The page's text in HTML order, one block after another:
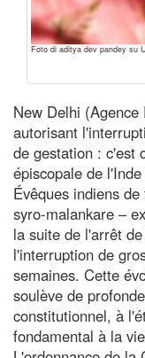
Foto di aditya dev pandey su
New Delhi
autorisant
de gestation : c'est
épiscopale de
Évêques indiens
syro-malankare –
la suite de l'arrêt
l'interruption de
semaines. Cette
soulève de
constitutionnel, à
fondamental à la